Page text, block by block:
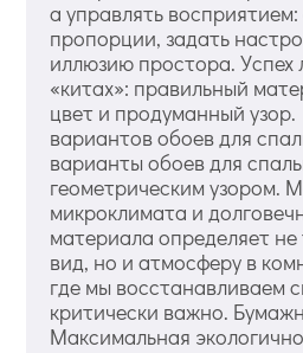
а управлять
пропорции, задать
иллюзию простора. Успех
«китах»: правильный
цвет и продуманный
вариантов обоев для
варианты обоев для
геометрическим узором.
микроклимата и
материала определяет
вид, но и атмосферу в
где мы восстанавливаем
критически важно.
Максимальная